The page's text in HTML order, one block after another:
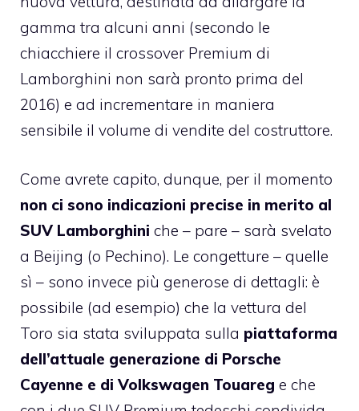
gamma tra alcuni anni (secondo le
chiacchiere il crossover Premium di
Lamborghini non sarà pronto prima del
2016) e ad incrementare in maniera
sensibile il volume di vendite del costruttore.
Come avrete capito, dunque, per il momento
non ci sono indicazioni precise in merito al
SUV Lamborghini che – pare – sarà svelato
a Beijing (o Pechino). Le congetture – quelle
sì – sono invece più generose di dettagli: è
possibile (ad esempio) che la vettura del
Toro sia stata sviluppata sulla piattaforma
dell’attuale generazione di Porsche
Cayenne e di Volkswagen Touareg e che